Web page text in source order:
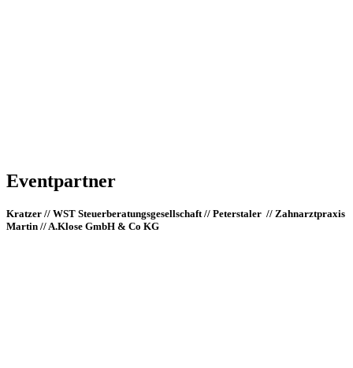
Eventpartner
Kratzer // WST Steuerberatungsgesellschaft // Peterstaler // Zahnarztpraxis
Martin // A.Klose GmbH & Co KG